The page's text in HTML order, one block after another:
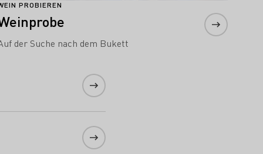
PROBIEREN
der Suche nach dem Bukett